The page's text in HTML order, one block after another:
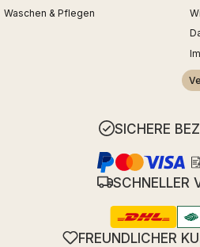
Waschen & Pflegen
SICHERE
SCHNELLER
FREUNDLICHER